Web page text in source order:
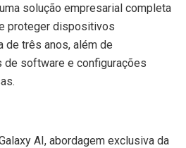
solução empresarial completa
proteger dispositivos
de três anos, além de
software e configurações
AI, abordagem exclusiva da